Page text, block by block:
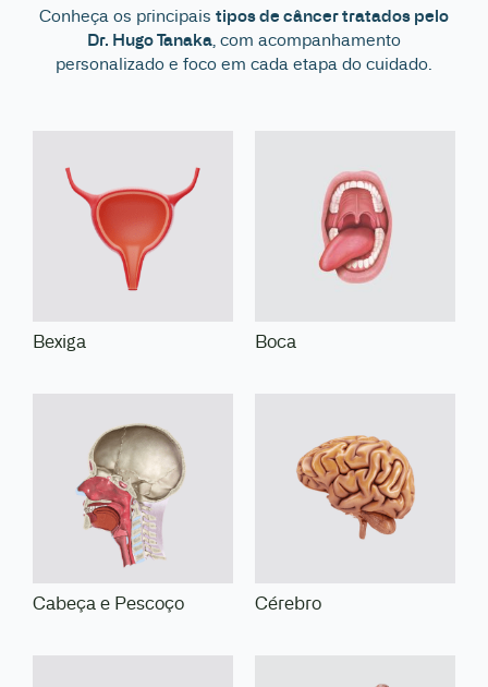
Conheça os principais tipos de câncer tratados pelo
Dr. Hugo Tanaka , com acompanhamento
personalizado e foco em cada etapa do cuidado.
Bexiga Boca
Cabeça e Pescoço Cérebro